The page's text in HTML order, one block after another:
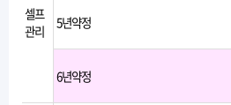
셀프
관리
5년약정
6년약정